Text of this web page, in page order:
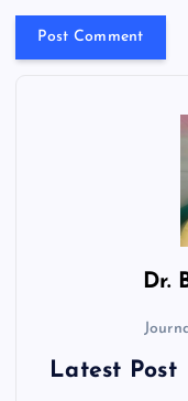
Dr.
Latest Post